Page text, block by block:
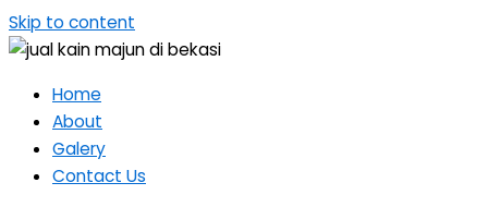
Skip to content
Home
About
Galery
Contact Us